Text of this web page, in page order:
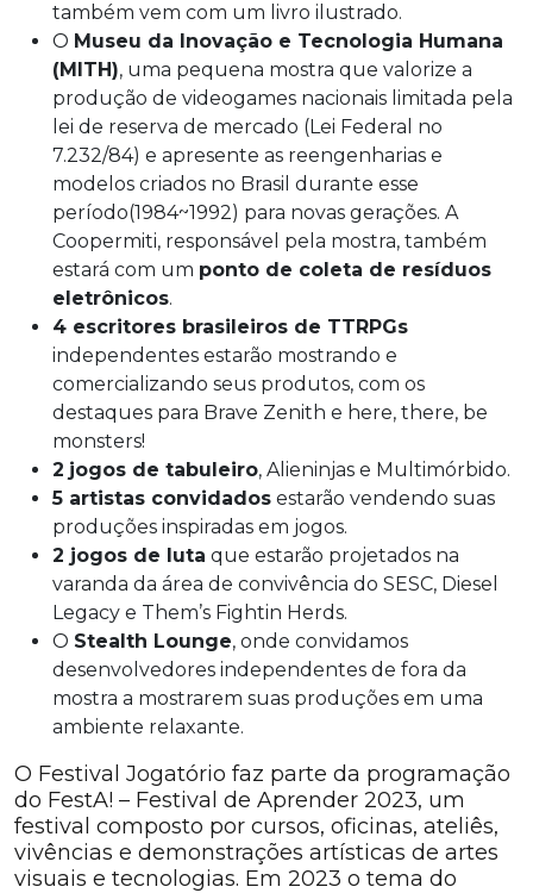
também vem com um livro ilustrado.
O Museu da Inovação e Tecnologia Humana
(MITH), uma pequena mostra que valorize a
produção de videogames nacionais limitada pela
lei de reserva de mercado (Lei Federal no
7.232/84) e apresente as reengenharias e
modelos criados no Brasil durante esse
período(1984~1992) para novas gerações. A
Coopermiti, responsável pela mostra, também
estará com um ponto de coleta de resíduos
eletrônicos.
4 escritores brasileiros de TTRPGs
independentes estarão mostrando e
comercializando seus produtos, com os
destaques para Brave Zenith e here, there, be
monsters!
2 jogos de tabuleiro, Alieninjas e Multimórbido.
5 artistas convidados estarão vendendo suas
produções inspiradas em jogos.
2 jogos de luta que estarão projetados na
varanda da área de convivência do SESC, Diesel
Legacy e Them’s Fightin Herds.
O Stealth Lounge, onde convidamos
desenvolvedores independentes de fora da
mostra a mostrarem suas produções em uma
ambiente relaxante.
O Festival Jogatório faz parte da programação
do FestA! – Festival de Aprender 2023, um
festival composto por cursos, oficinas, ateliês,
vivências e demonstrações artísticas de artes
visuais e tecnologias. Em 2023 o tema do